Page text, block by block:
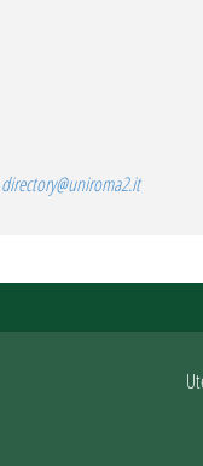
directory@uniroma2.it